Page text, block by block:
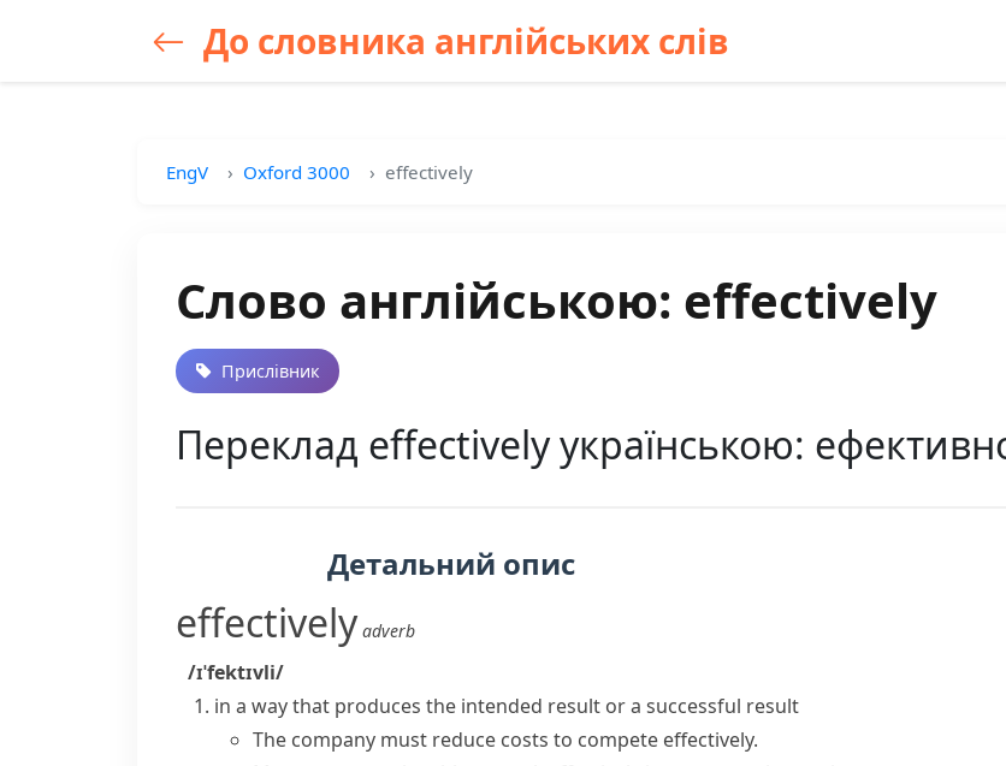
До словника англійських слів
EngV Oxford 3000 effectively
Слово англійською: effectively
Прислівник
Переклад effectively українською:
Детальний опис
effectively adverb
/ɪˈfektɪvli/
in a way that produces the intended result or a successful result
The company must reduce costs to compete effectively.